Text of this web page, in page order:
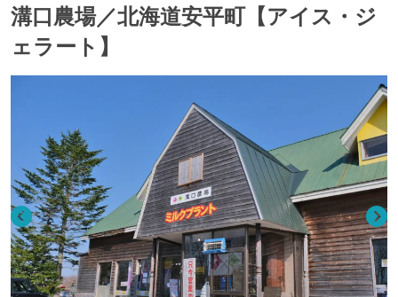
溝口農場／北海道安平町【アイス・ジ
ェラート】